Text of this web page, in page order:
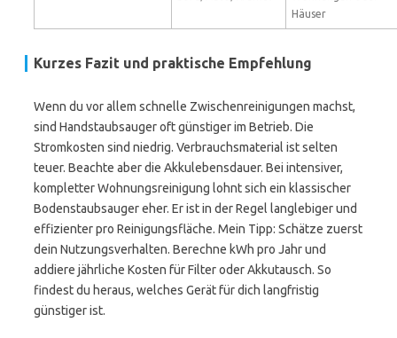
Häuser
Kurzes Fazit und praktische Empfehlung
Wenn du vor allem schnelle Zwischenreinigungen machst,
sind Handstaubsauger oft günstiger im Betrieb. Die
Stromkosten sind niedrig. Verbrauchsmaterial ist selten
teuer. Beachte aber die Akkulebensdauer. Bei intensiver,
kompletter Wohnungsreinigung lohnt sich ein klassischer
Bodenstaubsauger eher. Er ist in der Regel langlebiger und
effizienter pro Reinigungsfläche. Mein Tipp: Schätze zuerst
dein Nutzungsverhalten. Berechne kWh pro Jahr und
addiere jährliche Kosten für Filter oder Akkutausch. So
findest du heraus, welches Gerät für dich langfristig
günstiger ist.